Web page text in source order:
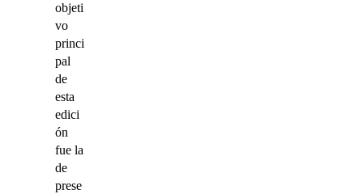
objeti
vo
princi
pal
de
esta
edici
ón
fue la
de
prese